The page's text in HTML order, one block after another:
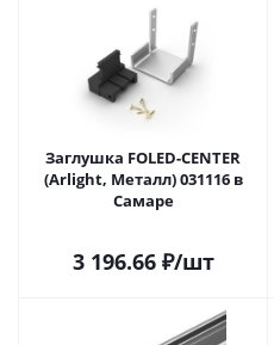
Заглушка FOLED-CENTER
(Arlight, Металл) 031116 в
Самаре
3 196.66₽/шт